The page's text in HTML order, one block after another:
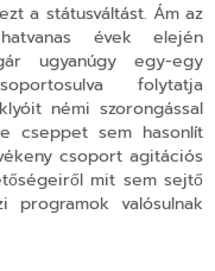
a státusváltást. Ám az
évek elején
ugyanúgy egy-egy
folytatja
némi szorongással
cseppet sem hasonlít
csoport agitációs
mit sem sejtő
programok valósulnak